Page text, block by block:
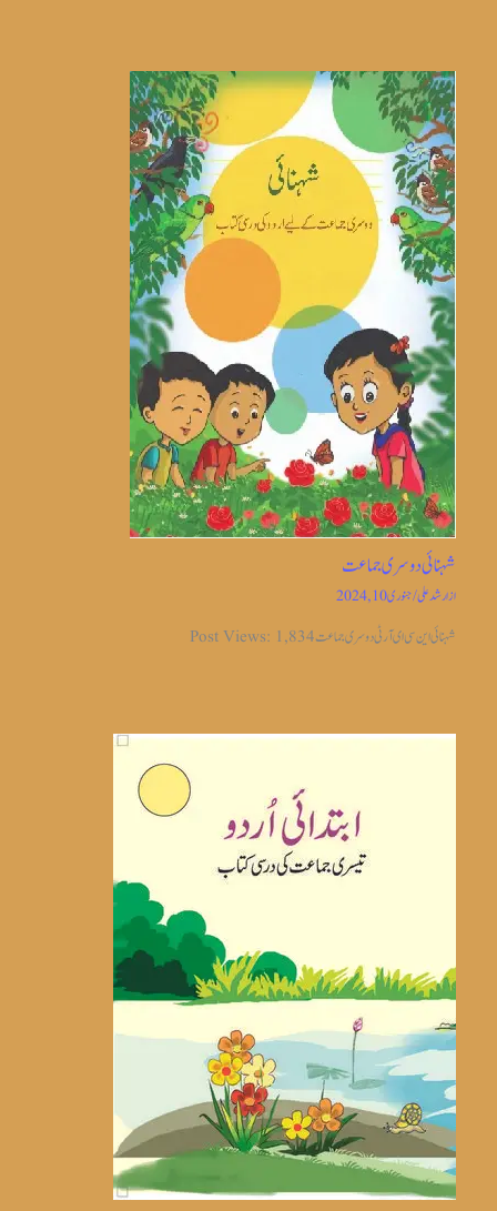
شہنائی دوسری جماعت
ازارشد علی/جنوری 10, 2024
شہنائی این سی ای آر ٹی دوسری جماعت Post Views: 1,834